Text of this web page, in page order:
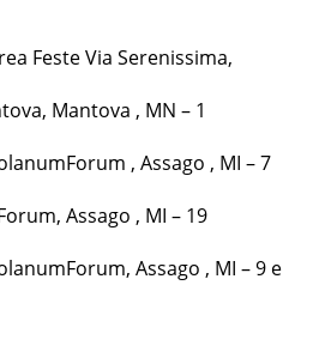
Feste Via Serenissima,
Mantova , MN – 1
, Assago , MI – 7
Assago , MI – 19
Assago , MI – 9 e